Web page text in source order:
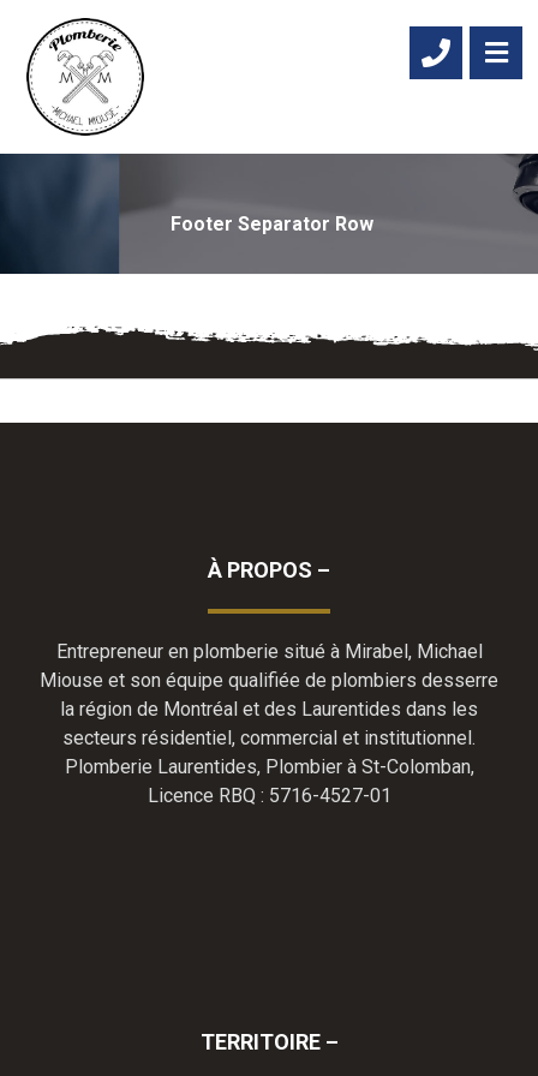
Footer Separator Row
À PROPOS –
Entrepreneur en plomberie situé à Mirabel, Michael
Miouse et son équipe qualifiée de plombiers desserre
la région de Montréal et des Laurentides dans les
secteurs résidentiel, commercial et institutionnel.
Plomberie Laurentides, Plombier à St-Colomban,
Licence RBQ : 5716-4527-01
TERRITOIRE –